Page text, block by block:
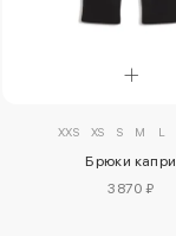
XXS XS S M L
Брюки капри
3870 ₽